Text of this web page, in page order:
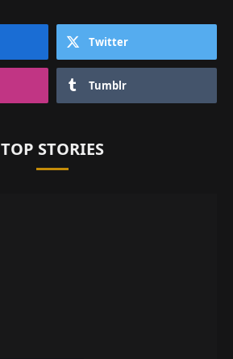
Twitter
Tumblr
TOP STORIES